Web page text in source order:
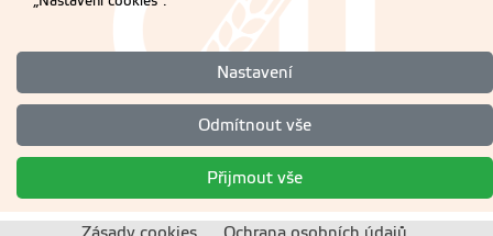
Nastavení
Odmítnout vše
Přijmout vše